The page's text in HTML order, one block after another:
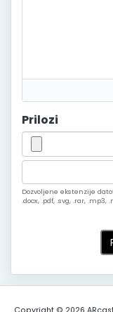
Prilozi
Dozvoljene ekstenzije
.docx, .pdf, .svg, .rar, .mp3,